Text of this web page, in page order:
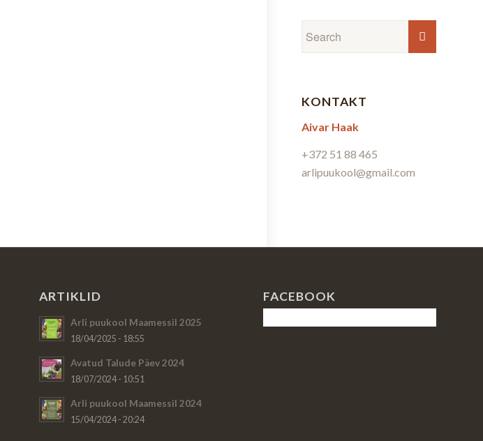
KONTAKT
Aivar Haak
+372 51 88 465
arlipuukool@gmail.com
ARTIKLID
Arli puukool Maamessil 2025
18/04/2025 - 18:55
Avatud Talude Päev 2024
18/07/2024 - 10:51
Arli puukool Maamessil 2024
15/04/2024 - 20:24
FACEBOOK